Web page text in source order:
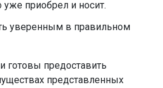
уже приобрел и носит.
уверенным в правильном
предоставить
представленных